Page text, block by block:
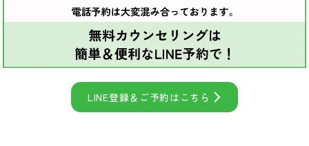
LINE登録＆ご予約はこちら